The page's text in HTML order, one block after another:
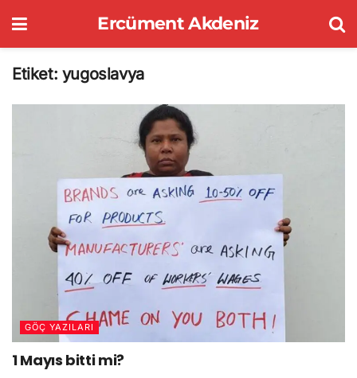
Ercüment Akdeniz
Etiket: yugoslavya
GÖÇ YAZILARI
1 Mayıs bitti mi?